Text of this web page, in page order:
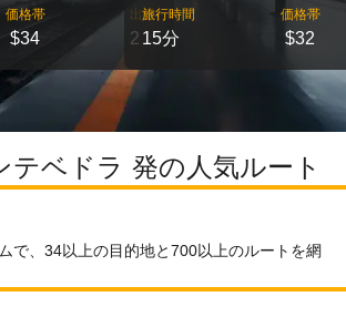
価格帯
$34
出発
2
旅行時間
15分
価格帯
$32
テベドラ 発の人気ルート
で、34以上の目的地と700以上のルートを網